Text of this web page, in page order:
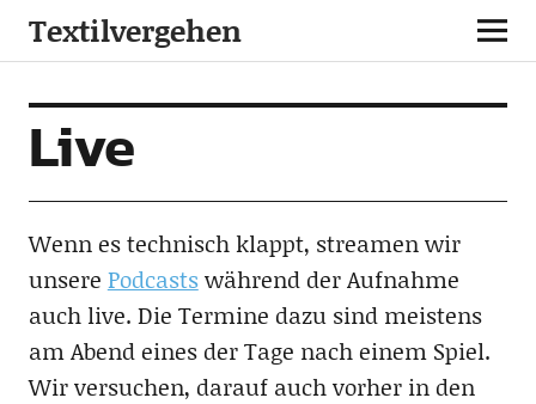
Textilvergehen
Live
Wenn es technisch klappt, streamen wir
unsere Podcastswährend der Aufnahme
auch live. Die Termine dazu sind meistens
am Abend eines der Tage nach einem Spiel.
Wir versuchen, darauf auch vorher in den